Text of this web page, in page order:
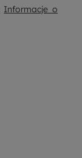
Informacje o